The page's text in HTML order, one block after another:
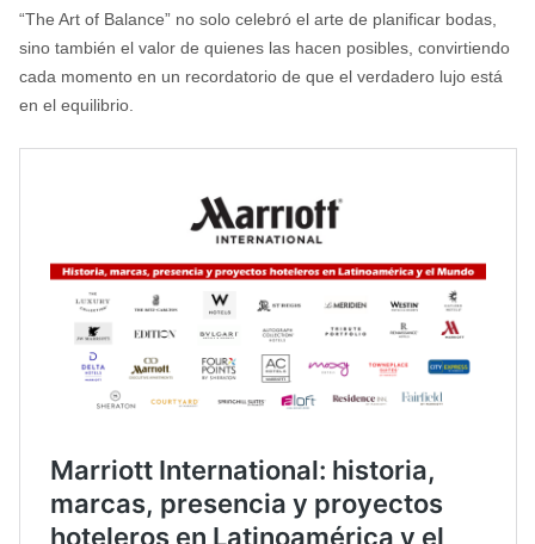
“The Art of Balance” no solo celebró el arte de planificar bodas,
sino también el valor de quienes las hacen posibles, convirtiendo
cada momento en un recordatorio de que el verdadero lujo está
en el equilibrio.